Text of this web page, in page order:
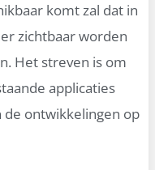
komt zal dat in
zichtbaar worden
Het streven is om
applicaties
de ontwikkelingen op